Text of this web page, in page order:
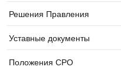
Решения Правления
Уставные документы
Положения СРО